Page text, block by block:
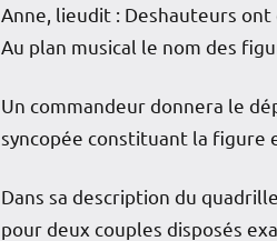
Anne, lieudit : Deshauteurs
Au plan musical le nom des
Un commandeur donnera le
syncopée constituant la figure
Dans sa description du
pour deux couples disposés